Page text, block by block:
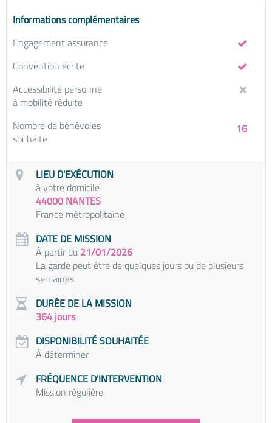
Informations complémentaires
Engagement assurance
Convention écrite
Accessibilité personne
à mobilité réduite
16
Nombre de bénévoles
souhaité
LIEU D'EXÉCUTION
à votre domicile
44000 NANTES
France métropolitaine
DATE DE MISSION
À partir du 21/01/2026
La garde peut être de quelques jours ou de plusieurs
semaines
DURÉE DE LA MISSION
364 jours
DISPONIBILITÉ SOUHAITÉE
À déterminer
FRÉQUENCE D'INTERVENTION
Mission régulière